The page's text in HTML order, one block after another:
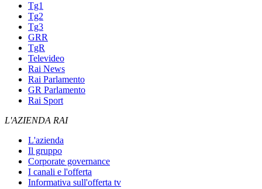
Tg1
Tg2
Tg3
GRR
TgR
Televideo
Rai News
Rai Parlamento
GR Parlamento
Rai Sport
L'AZIENDA RAI
L'azienda
Il gruppo
Corporate governance
I canali e l'offerta
Informativa sull'offerta tv